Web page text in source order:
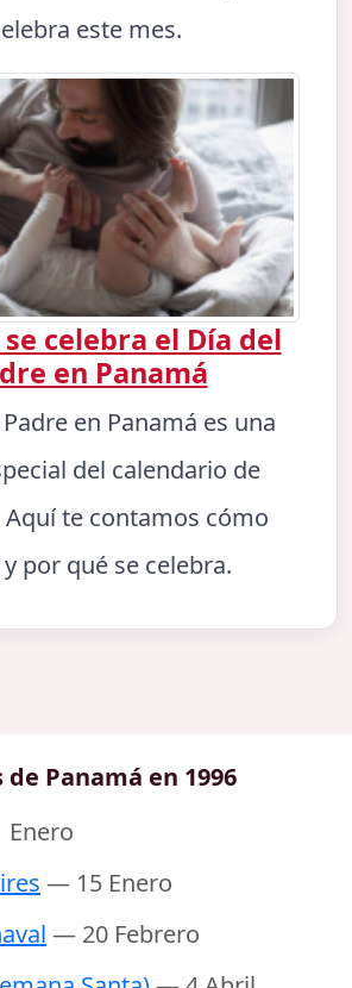
este mes.
celebra el Día del
en Panamá
en Panamá es una
del calendario de
Aquí te contamos cómo
por qué se celebra.
Panamá en 1996
— 15 Enero
— 20 Febrero